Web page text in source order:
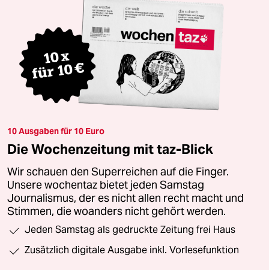
10 Ausgaben für 10 Euro
Die Wochenzeitung mit taz-Blick
Wir schauen den Superreichen auf die Finger.
Unsere wochentaz bietet jeden Samstag
Journalismus, der es nicht allen recht macht und
Stimmen, die woanders nicht gehört werden.
Jeden Samstag als gedruckte Zeitung frei Haus
Zusätzlich digitale Ausgabe inkl. Vorlesefunktion